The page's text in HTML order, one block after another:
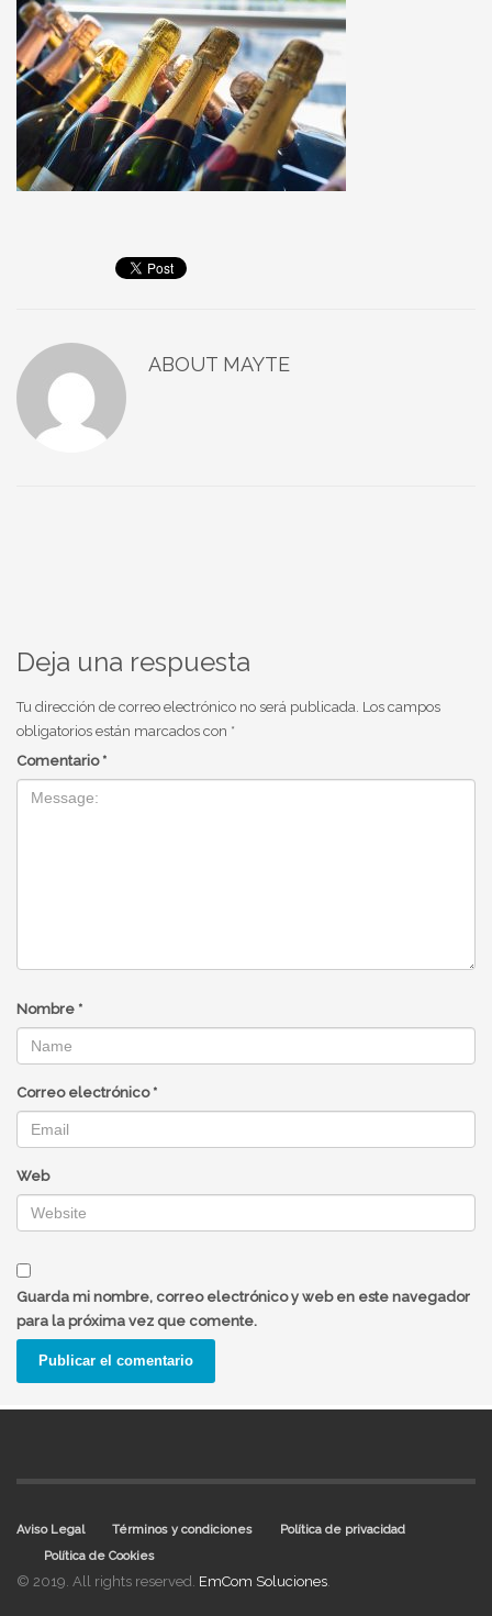
ABOUT MAYTE
Deja una respuesta
Tu dirección de correo electrónico no será publicada. Los campos
obligatorios están marcados con *
Comentario *
Nombre *
Correo electrónico *
Web
Guarda mi nombre, correo electrónico y web en este navegador
para la próxima vez que comente.
Aviso Legal Términos y condiciones
Política de privacidad
Política de Cookies
© 2019. All rights reserved. EmCom Soluciones